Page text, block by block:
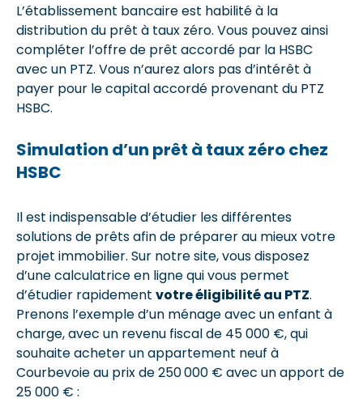
L’établissement bancaire est habilité à la
distribution du prêt à taux zéro. Vous pouvez ainsi
compléter l’offre de prêt accordé par la HSBC
avec un PTZ. Vous n’aurez alors pas d’intérêt à
payer pour le capital accordé provenant du PTZ
HSBC.
Simulation d’un prêt à taux zéro chez
HSBC
Il est indispensable d’étudier les différentes
solutions de prêts afin de préparer au mieux votre
projet immobilier. Sur notre site, vous disposez
d’une calculatrice en ligne qui vous permet
d’étudier rapidement votre éligibilité au PTZ.
Prenons l’exemple d’un ménage avec un enfant à
charge, avec un revenu fiscal de 45 000 €, qui
souhaite acheter un appartement neuf à
Courbevoie au prix de 250 000 € avec un apport de
25 000 € :